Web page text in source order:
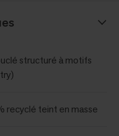
structuré à motifs
recyclé teint en masse